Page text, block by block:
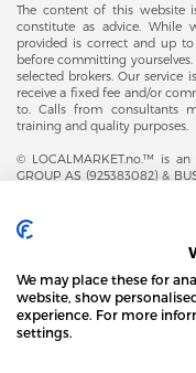
The content of this website
constitute as advice. While
provided is correct and up
before committing
selected brokers. Our
receive a fixed fee and/or
to. Calls from consultants
training and quality purposes.
© LOCALMARKET.no.™ is
GROUP AS (925383082) &
Brønnøysundregistrene.
and subject to limited
Office Adresse: Karenslyst
358, 0213 Oslo, Norway.
47 23 89 88 63 © Copyright
DODATKOWO OD
STRONA LOCAL
We may place these for
website, show
experience. For more
settings.